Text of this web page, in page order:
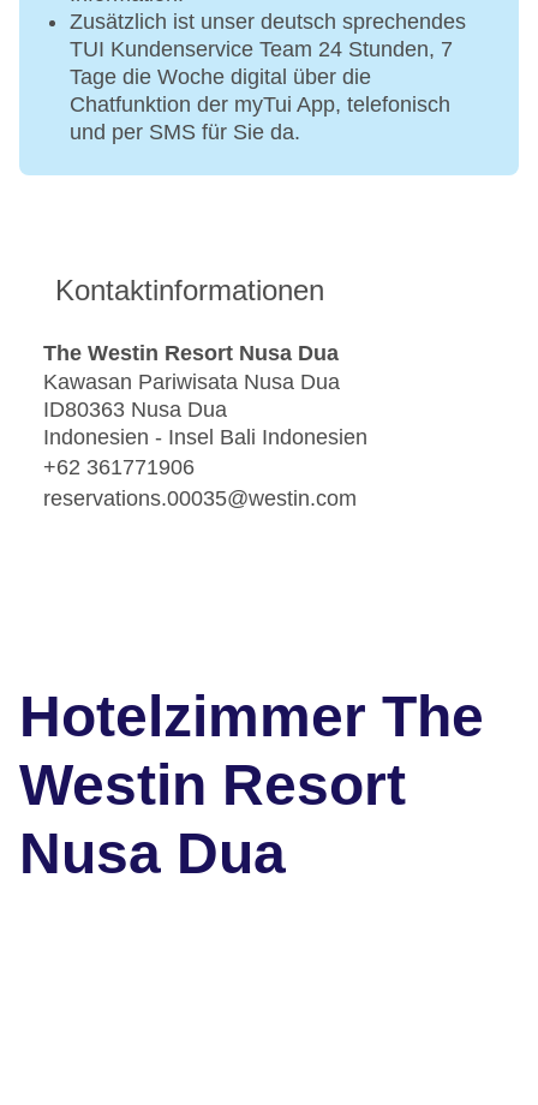
Zusätzlich ist unser deutsch sprechendes
TUI Kundenservice Team 24 Stunden, 7
Tage die Woche digital über die
Chatfunktion der myTui App, telefonisch
und per SMS für Sie da.
Kontaktinformationen
The Westin Resort Nusa Dua
Kawasan Pariwisata Nusa Dua
ID80363 Nusa Dua
Indonesien - Insel Bali Indonesien
+62 361771906
reservations.00035@westin.com
Hotelzimmer The
Westin Resort
Nusa Dua